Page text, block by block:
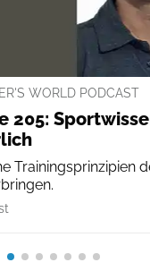
WORLD PODCAST
205:
Trainingsprinzipien